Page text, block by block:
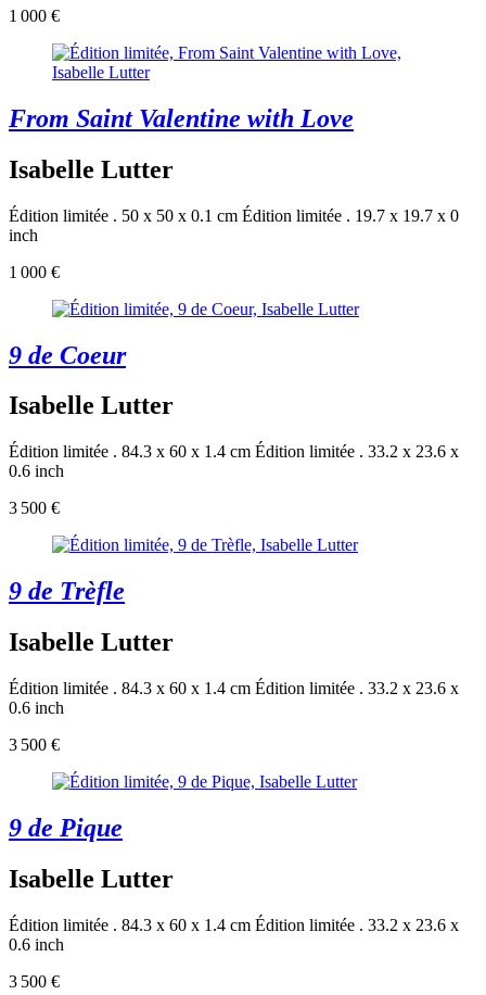
1 000 €
From Saint Valentine with Love
Isabelle Lutter
Édition limitée . 50 x 50 x 0.1 cm Édition limitée . 19.7 x 19.7 x 0
inch
1 000 €
9 de Coeur
Isabelle Lutter
Édition limitée . 84.3 x 60 x 1.4 cm Édition limitée . 33.2 x 23.6 x
0.6 inch
3 500 €
9 de Trèfle
Isabelle Lutter
Édition limitée . 84.3 x 60 x 1.4 cm Édition limitée . 33.2 x 23.6 x
0.6 inch
3 500 €
9 de Pique
Isabelle Lutter
Édition limitée . 84.3 x 60 x 1.4 cm Édition limitée . 33.2 x 23.6 x
0.6 inch
3 500 €